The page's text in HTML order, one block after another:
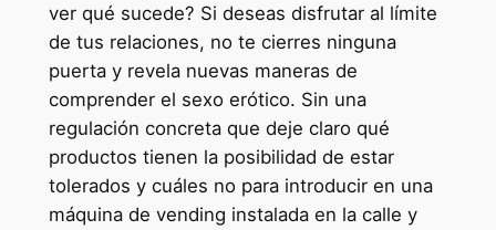
ver qué sucede? Si deseas disfrutar al límite
de tus relaciones, no te cierres ninguna
puerta y revela nuevas maneras de
comprender el sexo erótico. Sin una
regulación concreta que deje claro qué
productos tienen la posibilidad de estar
tolerados y cuáles no para introducir en una
máquina de vending instalada en la calle y